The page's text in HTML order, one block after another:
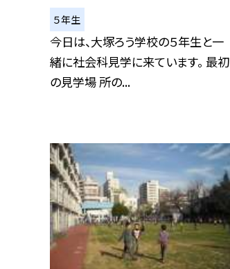
５年生
今日は、大塚ろう学校の５年生と一
緒に社会科見学に来ています。 最初
の見学場 所の...